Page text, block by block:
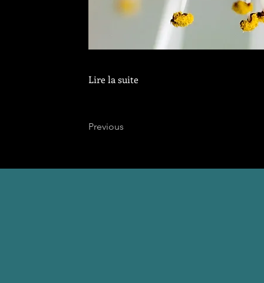
Lire la suite
Previous